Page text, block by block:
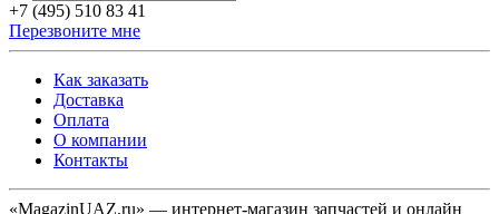
+7 (495) 510 83 41
Перезвоните мне
Как заказать
Доставка
Оплата
О компании
Контакты
«MagazinUAZ.ru» — интернет-магазин запчастей и онлайн